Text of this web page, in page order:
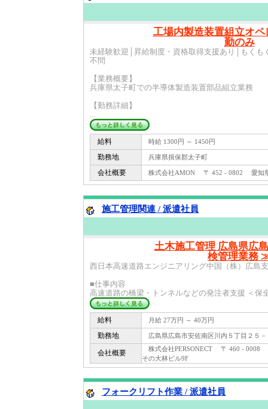
工場内製造装置組立オ
勤のみ
未経験歓迎│昇給制度・資格取得支援あり│もくも
不問
【業務概要】
兵庫県太子町での半導体製造装置部品組立業務
【勤務詳細】
...
給料 時給 1300円 ～ 1450円
勤務地 兵庫県揖保郡太子町
会社概要 株式会社AMON 〒 452 - 0802 愛知県
施工管理関連 / 派遣社員
土木施工管理 広島県広
検管理業務
西日本高速道路エンジニアリング中国（株）広島
■仕事内容
高速道路の橋梁・トンネルなどの発注者支援 ＜保
給料 月給 27万円 ～ 40万円
勤務地 広島県広島市安佐南区川内５丁目２５
会社概要
株式会社PERSONECT 〒 460 - 0008
その大林ビル9F
フォークリフト作業 / 派遣社員